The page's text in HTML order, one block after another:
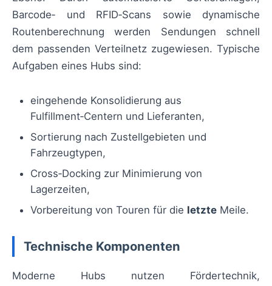
Barcode‑ und RFID‑Scans sowie dynamische
Routenberechnung werden Sendungen schnell
dem passenden Verteilnetz zugewiesen. Typische
Aufgaben eines Hubs sind:
eingehende Konsolidierung aus
Fulfillment‑Centern und Lieferanten,
Sortierung nach Zustellgebieten und
Fahrzeugtypen,
Cross‑Docking zur Minimierung von
Lagerzeiten,
Vorbereitung von Touren für die letzte Meile.
Technische Komponenten
Moderne Hubs nutzen Fördertechnik,